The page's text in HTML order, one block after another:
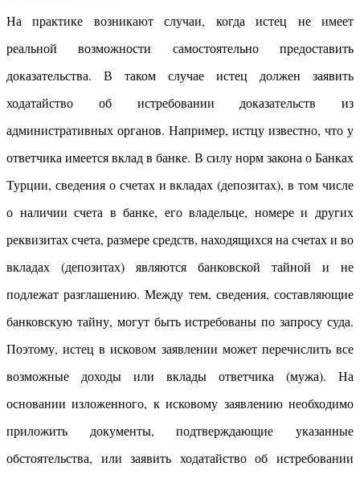
На практике возникают случаи, когда истец не имеет
реальной возможности самостоятельно предоставить
доказательства. В таком случае истец должен заявить
ходатайство об истребовании доказательств из
административных органов. Например, истцу известно, что у
ответчика имеется вклад в банке. В силу норм закона о Банках
Турции, сведения о счетах и вкладах (депозитах), в том числе
о наличии счета в банке, его владельце, номере и других
реквизитах счета, размере средств, находящихся на счетах и во
вкладах (депозитах) являются банковской тайной и не
подлежат разглашению. Между тем, сведения, составляющие
банковскую тайну, могут быть истребованы по запросу суда.
Поэтому, истец в исковом заявлении может перечислить все
возможные доходы или вклады ответчика (мужа). На
основании изложенного, к исковому заявлению необходимо
приложить документы, подтверждающие указанные
обстоятельства, или заявить ходатайство об истребовании